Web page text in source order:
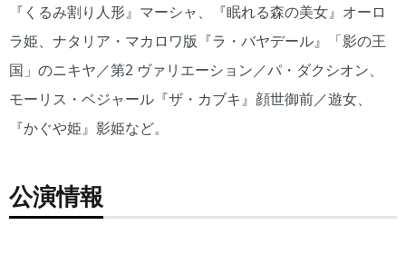
『くるみ割り人形』マーシャ、『眠れる森の美女』オーロ
ラ姫、ナタリア・マカロワ版『ラ・バヤデール』「影の王
国」のニキヤ／第2 ヴァリエーション／パ・ダクシオン、
モーリス・ベジャール『ザ・カブキ』顔世御前／遊女、
『かぐや姫』影姫など。
公演情報